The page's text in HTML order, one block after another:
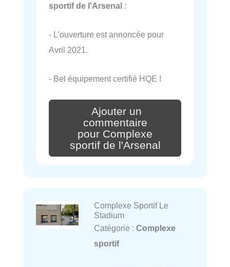
sportif de l'Arsenal :
- L'ouverture est annoncée pour
Avril 2021.
- Bel équipement certifié HQE !
Ajouter un
commentaire
pour Complexe
sportif de l'Arsenal
Complexe Sportif Le
Stadium
Catégorie : Complexe
sportif